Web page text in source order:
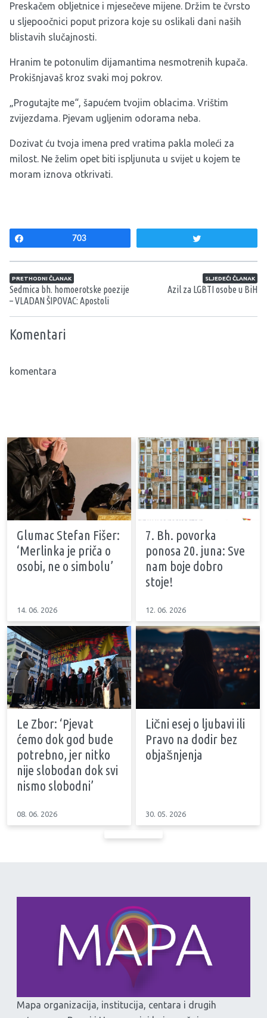
Preskačem obljetnice i mjesečeve mijene. Držim te čvrsto
u sljepoočnici poput prizora koje su oslikali dani naših
blistavih slučajnosti.
Hranim te potonulim dijamantima nesmotrenih kupača.
Prokišnjavaš kroz svaki moj pokrov.
„Progutajte me“, šapućem tvojim oblacima. Vrištim
zvijezdama. Pjevam ugljenim odorama neba.
Dozivat ću tvoja imena pred vratima pakla moleći za
milost. Ne želim opet biti ispljunuta u svijet u kojem te
moram iznova otkrivati.
703
Navigacija članaka
PRETHODNI ČLANAK
Sedmica bh. homoerotske poezije
– VLADAN ŠIPOVAC: Apostoli
SLJEDEĆI ČLANAK
Azil za LGBTI osobe u BiH
Komentari
komentara
Glumac Stefan Fišer:
‘Merlinka je priča o
osobi, ne o simbolu’
14. 06. 2026
7. Bh. povorka
ponosa 20. juna: Sve
nam boje dobro
stoje!
12. 06. 2026
Le Zbor: ‘Pjevat
ćemo dok god bude
potrebno, jer nitko
nije slobodan dok svi
nismo slobodni’
08. 06. 2026
Lični esej o ljubavi ili
Pravo na dodir bez
objašnjenja
30. 05. 2026
Mapa organizacija, institucija, centara i drugih